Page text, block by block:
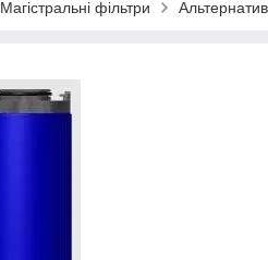
Магістральні фільтри